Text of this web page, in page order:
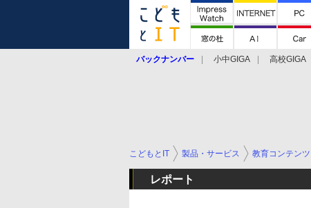
バックナンバー 小中GIGA 高校GIGA
こどもとIT 製品・サービス 教育コンテンツ
レポート